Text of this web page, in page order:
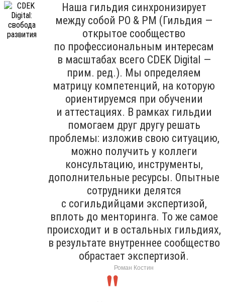
Наша гильдия синхронизирует
между собой PO & PM (Гильдия —
открытое сообщество
по профессиональным интересам
в масштабах всего CDEK Digital —
прим. ред.). Мы определяем
матрицу компетенций, на которую
ориентируемся при обучении
и аттестациях. В рамках гильдии
помогаем друг другу решать
проблемы: изложив свою ситуацию,
можно получить у коллеги
консультацию, инструменты,
дополнительные ресурсы. Опытные
сотрудники делятся
с согильдийцами экспертизой,
вплоть до менторинга. То же самое
происходит и в остальных гильдиях,
в результате внутреннее сообщество
обрастает экспертизой.
Роман Костин